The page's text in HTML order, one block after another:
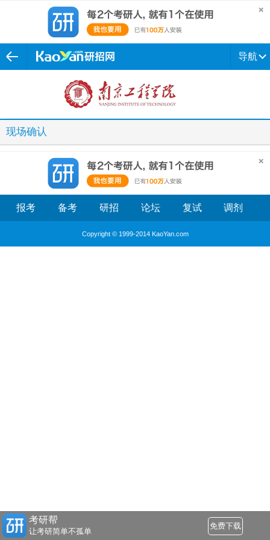
导航
现场确认
报考 备考 研招 论坛 复试 调剂
Copyright © 1999-2014 KaoYan.com
考研帮
让考研简单不孤单
免费下载